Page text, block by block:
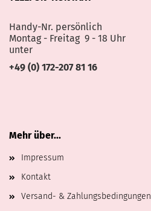
Handy-Nr. persönlich
Montag - Freitag 9 - 18 Uhr
unter
+49 (0) 172-207 81 16
Mehr über...
Impressum
Kontakt
Versand- & Zahlungsbedingungen